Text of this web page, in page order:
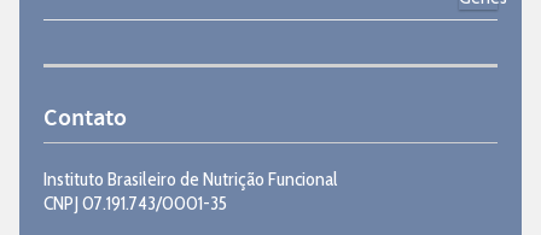
Contato
Instituto Brasileiro de Nutrição Funcional
CNPJ 07.191.743/0001-35